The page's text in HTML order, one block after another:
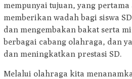
mempunyai tujuan, yang
memberikan wadah bagi siswa
dan mengembakan bakat serta
berbagai cabang olahraga, dan
dan meningkatkan prestasi SD.
Melalui olahraga kita